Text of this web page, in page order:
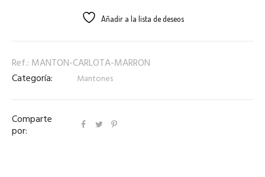
Añadir a la lista de deseos
Ref.: MANTON-CARLOTA-MARRON
Categoría:
Mantones
Comparte
por: